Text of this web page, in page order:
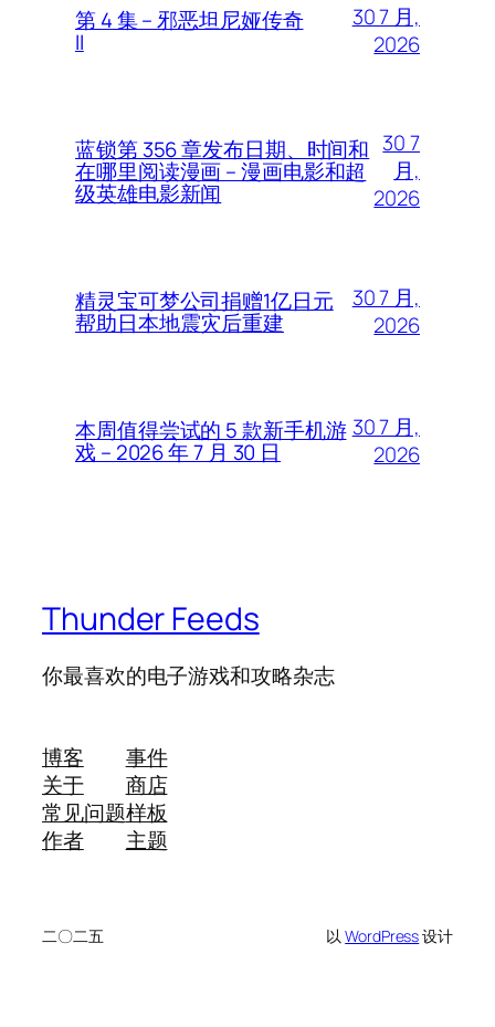
第 4 集 – 邪恶坦尼娅传奇
II
30 7 月,
2026
蓝锁第 356 章发布日期、时间和
在哪里阅读漫画 – 漫画电影和超
级英雄电影新闻
30 7
月,
2026
精灵宝可梦公司捐赠1亿日元
帮助日本地震灾后重建
30 7 月,
2026
本周值得尝试的 5 款新手机游
戏 – 2026 年 7 月 30 日
30 7 月,
2026
Thunder Feeds
你最喜欢的电子游戏和攻略杂志
博客
关于
常见问题
作者
事件
商店
样板
主题
二〇二五 以WordPress设计